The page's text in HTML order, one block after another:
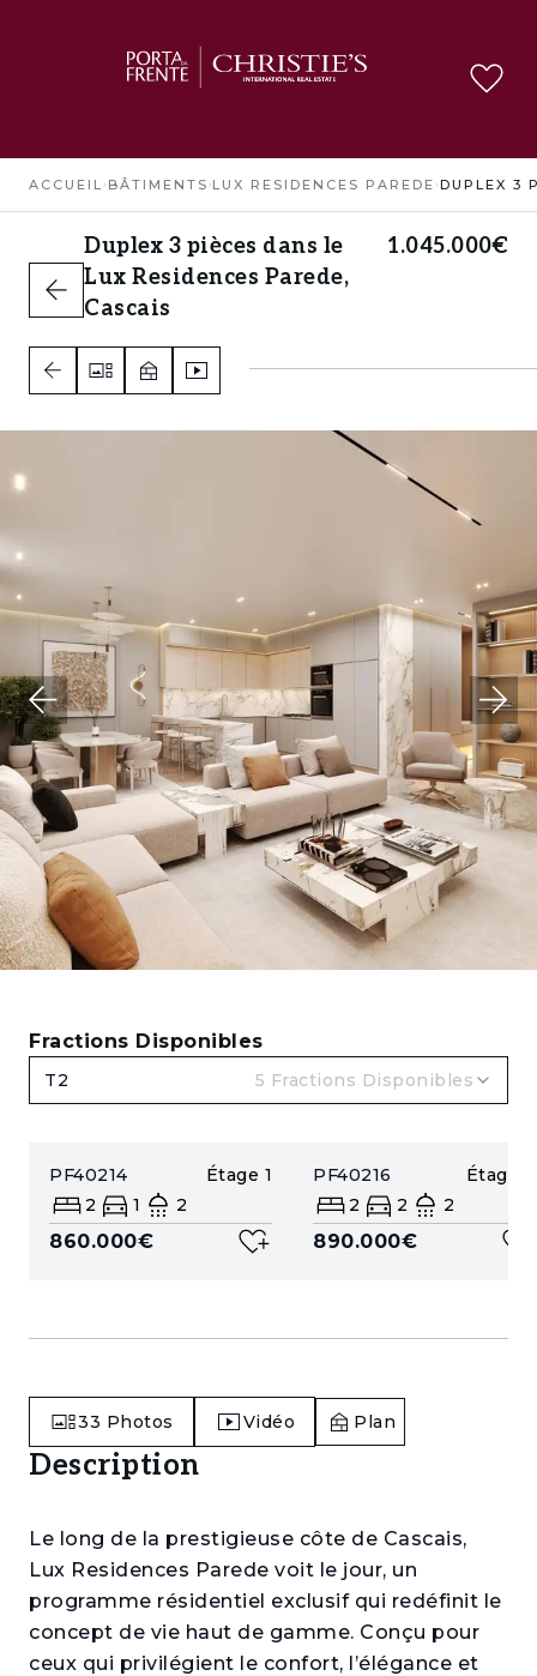
ACCUEIL › BÂTIMENTS ›LUX RESIDENCES PAREDE ›
Duplex 3 pièces dans le
Lux Residences Parede,
Cascais
1.045.000€
2 3 2
Fractions Disponibles
T2 5 Fractions Disponibles
PF40214 Étage 1
2
1 2
860.000€
PF40216 Étage
2
2 2
890.000€
33 Photos Vidéo Plan
Description
Le long de la prestigieuse côte de Cascais,
Lux Residences Parede voit le jour, un
programme résidentiel exclusif qui redéfinit le
concept de vie haut de gamme. Conçu pour
ceux qui privilégient le confort, l’élégance et